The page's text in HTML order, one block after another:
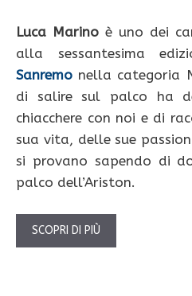
Luca Marino è uno dei
alla sessantesima
Sanremo nella categoria
di salire sul palco ha
chiacchere con noi e di
sua vita, delle sue
si provano sapendo di
palco dell’Ariston.
SCOPRI DI PIÙ